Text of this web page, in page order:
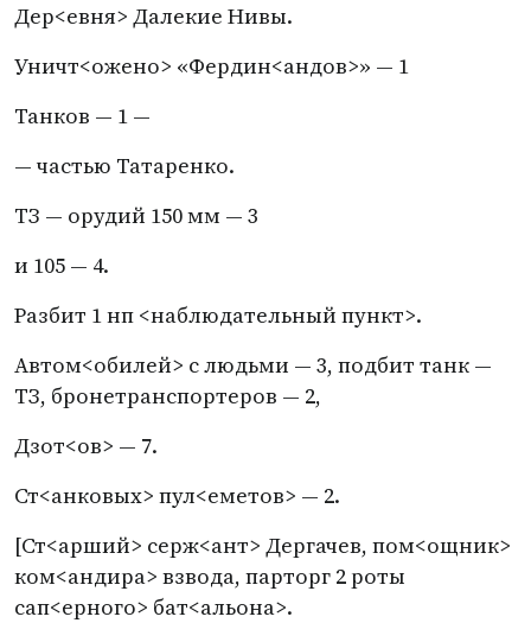
Дер<евня> Далекие Нивы.
Уничт<ожено> «Фердин<андов>» — 1
Танков — 1 —
— частью Татаренко.
ТЗ — орудий 150 мм — 3
и 105 — 4.
Разбит 1 нп <наблюдательный пункт>.
Автом<обилей> с людьми — 3, подбит танк —
ТЗ, бронетранспортеров — 2,
Дзот<ов> — 7.
Ст<анковых> пул<еметов> — 2.
[Ст<арший> серж<ант> Дергачев, пом<ощник>
ком<андира> взвода, парторг 2 роты
сап<ерного> бат<альона>.